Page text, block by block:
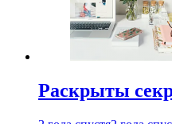
Раскрыты